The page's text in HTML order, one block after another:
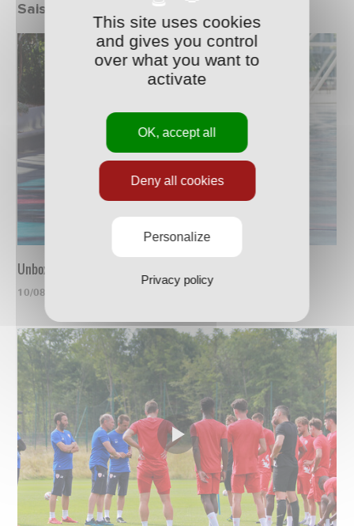
Saison 2023/2024
Unboxing du nouveau maillot
10/08/2023
This site uses cookies
and gives you control
over what you want to
activate
OK, accept all
Deny all cookies
Personalize
Privacy policy